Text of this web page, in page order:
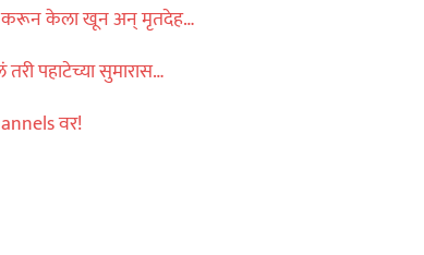
करून केला खून अन् मृतदेह…
पहाटेच्या सुमारास…
वर!